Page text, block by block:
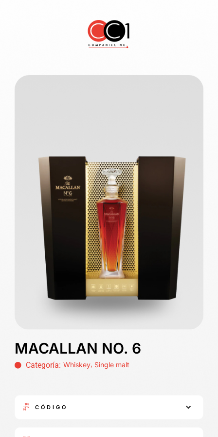
MACALLAN NO. 6
Categoría: Whiskey, Single malt
CÓDIGO